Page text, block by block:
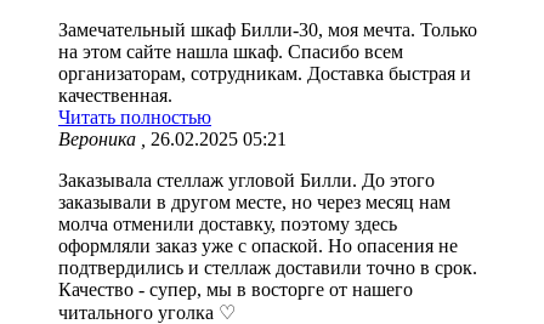
Замечательный шкаф Билли-30, моя мечта. Только
на этом сайте нашла шкаф. Спасибо всем
организаторам, сотрудникам. Доставка быстрая и
качественная.
Читать полностью
Вероника ,
26.02.2025 05:21
Заказывала стеллаж угловой Билли. До этого
заказывали в другом месте, но через месяц нам
молча отменили доставку, поэтому здесь
оформляли заказ уже с опаской. Но опасения не
подтвердились и стеллаж доставили точно в срок.
Качество - супер, мы в восторге от нашего
читального уголка ♡